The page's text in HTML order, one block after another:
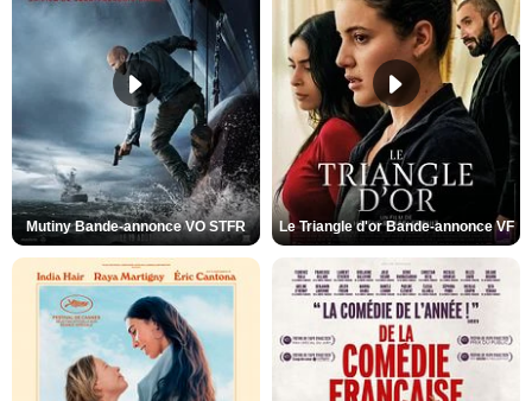
Mutiny Bande-annonce VO STFR Le Triangle d'or Bande-annonce VF